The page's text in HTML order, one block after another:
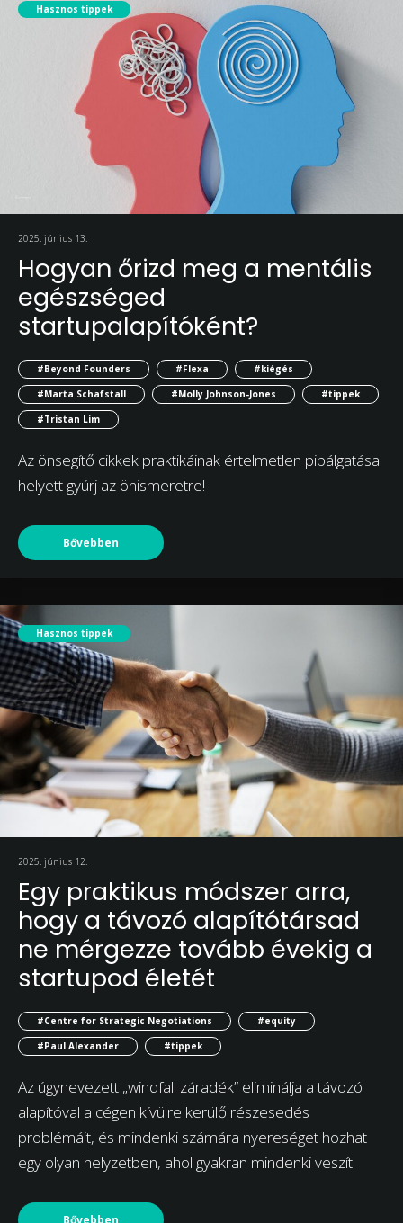
Hasznos tippek
2025. június 13.
Hogyan őrizd meg a mentális
egészséged
startupalapítóként?
#Beyond Founders #Flexa
#kiégés
#Marta Schafstall
#Molly Johnson-Jones
#tippek
#Tristan Lim
Az önsegítő cikkek praktikáinak értelmetlen pipálgatása
helyett gyúrj az önismeretre!
Bővebben
Hasznos tippek
2025. június 12.
Egy praktikus módszer arra,
hogy a távozó alapítótársad
ne mérgezze tovább évekig a
startupod életét
#Centre for Strategic Negotiations
#equity
#Paul Alexander
#tippek
Az úgynevezett „windfall záradék” eliminálja a távozó
alapítóval a cégen kívülre kerülő részesedés
problémáit, és mindenki számára nyereséget hozhat
egy olyan helyzetben, ahol gyakran mindenki veszít.